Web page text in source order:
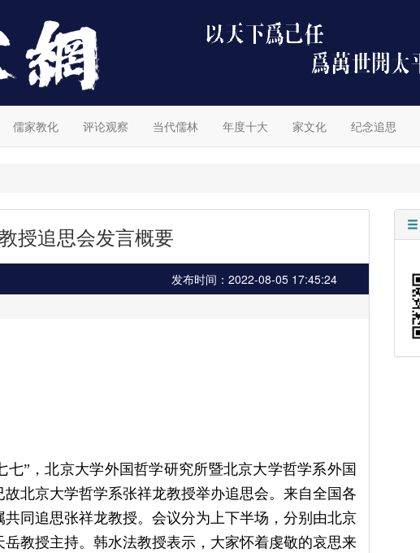
儒家教化 评论观察 当代儒林 年度十大 家文化 纪念追思
授追思会发言概要
发布时间：2022-08-05 17:45:24
七”，北京大学外国哲学研究所暨北京大学哲学系外国
北京大学哲学系张祥龙教授举办追思会。来自全国各
同追思张祥龙教授。会议分为上下半场，分别由北京
教授主持。韩水法教授表示，大家怀着虔敬的哀思来